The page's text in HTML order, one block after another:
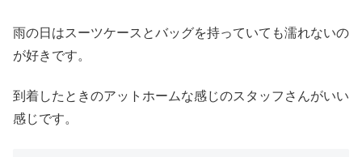
雨の日はスーツケースとバッグを持っていても濡れないの
が好きです。
到着したときのアットホームな感じのスタッフさんがいい
感じです。